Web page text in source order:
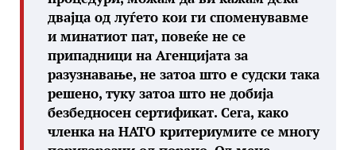
двајца од луѓето кои ги споменувавме
и минатиот пат, повеќе не се
припадници на Агенцијата за
разузнавање, не затоа што е судски така
решено, туку затоа што не добија
безбедносен сертификат. Сега, како
членка на НАТО критериумите се многу